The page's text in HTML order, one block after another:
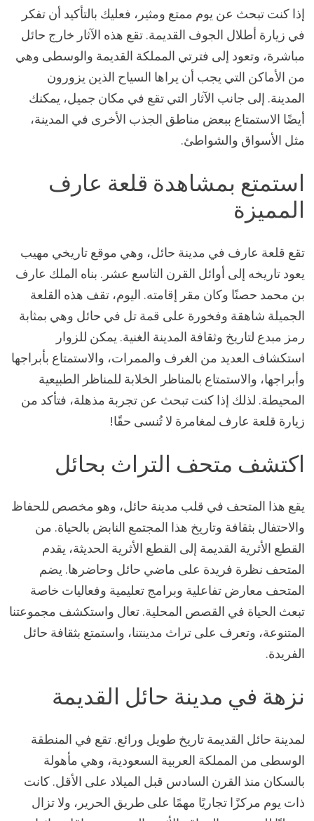
إذا كنت تبحث عن يوم ممتع ومثير، فعليك بالتأكيد أن تفكر
في زيارة أطلال الجوف القديمة. تقع هذه الآثار خارج حائل
مباشرة، وتعود إلى فترتي المملكة القديمة والوسطى وهي
من الأماكن التي يجب أن يراها السياح الذين يزورون
المدينة. إلى جانب الآثار التي تقع في مكان جميل، يمكنك
أيضًا الاستمتاع ببعض مناطق الجذب الأخرى في المدينة،
مثل الأسواق والشواطئ.
استمتع بمشاهدة قلعة عارف
المميزة
تقع قلعة عارف في مدينة حائل، وهي موقع تاريخي مهيب
يعود تاريخه إلى أوائل القرن التاسع عشر. بناه الملك عارف
بن محمد حصنًا وكان مقر إقامته. اليوم، تقف هذه القلعة
الجميلة شاهقة وفخورة على قمة تل في حائل وهي بمثابة
رمز مبدع لتاريخ وثقافة المدينة الغنية. يمكن للزوار
استكشاف العديد من الغرف والممرات، والاستمتاع بأبراجها
وأبراجها، والاستمتاع بالمناظر الخلابة للمناظر الطبيعية
المحيطة. لذلك إذا كنت تبحث عن تجربة مذهلة، فتأكد من
زيارة قلعة عارف لمغامرة لا تُنسى حقًا!
اكتشف متحف التراث بحائل
يقع هذا المتحف في قلب مدينة حائل، وهو مخصص للحفاظ
والاحتفال بثقافة وتاريخ هذا المجتمع النابض بالحياة. من
القطع الأثرية القديمة إلى القطع الأثرية الحديثة، يقدم
المتحف نظرة فريدة على ماضي حائل وحاضرها. يضم
المتحف معارض تفاعلية وبرامج تعليمية وفعاليات خاصة
تبعث الحياة في القصص المحلية. تعال واستكشف مجموعتنا
المتنوعة، وتعرف على تراث مدينتنا، واستمتع بثقافة حائل
الفريدة.
نزهة في مدينة حائل القديمة
لمدينة حائل القديمة تاريخ طويل ورائع. تقع في المنطقة
الوسطى من المملكة العربية السعودية، وهي مأهولة
بالسكان منذ القرن السادس قبل الميلاد على الأقل. كانت
ذات يوم مركزًا تجاريًا مهمًا على طريق الحرير، ولا تزال